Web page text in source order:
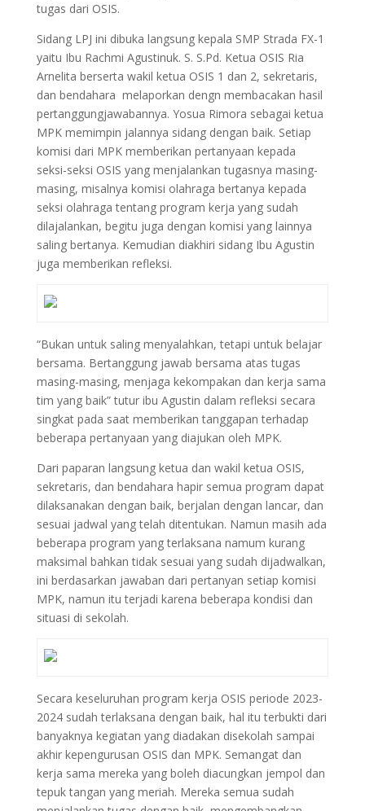
tugas dari OSIS.
Sidang LPJ ini dibuka langsung kepala SMP Strada FX-1
yaitu Ibu Rachmi Agustinuk. S. S.Pd. Ketua OSIS Ria
Arnelita berserta wakil ketua OSIS 1 dan 2, sekretaris,
dan bendahara melaporkan dengn membacakan hasil
pertanggungjawabannya. Yosua Rimora sebagai ketua
MPK memimpin jalannya sidang dengan baik. Setiap
komisi dari MPK memberikan pertanyaan kepada
seksi-seksi OSIS yang menjalankan tugasnya masing-
masing, misalnya komisi olahraga bertanya kepada
seksi olahraga tentang program kerja yang sudah
dilajalankan, begitu juga dengan komisi yang lainnya
saling bertanya. Kemudian diakhiri sidang Ibu Agustin
juga memberikan refleksi.
“Bukan untuk saling menyalahkan, tetapi untuk belajar
bersama. Bertanggung jawab bersama atas tugas
masing-masing, menjaga kekompakan dan kerja sama
tim yang baik” tutur ibu Agustin dalam refleksi secara
singkat pada saat memberikan tanggapan terhadap
beberapa pertanyaan yang diajukan oleh MPK.
Dari paparan langsung ketua dan wakil ketua OSIS,
sekretaris, dan bendahara hapir semua program dapat
dilaksanakan dengan baik, berjalan dengan lancar, dan
sesuai jadwal yang telah ditentukan. Namun masih ada
beberapa program yang terlaksana namum kurang
maksimal bahkan tidak sesuai yang sudah dijadwalkan,
ini berdasarkan jawaban dari pertanyan setiap komisi
MPK, namun itu terjadi karena beberapa kondisi dan
situasi di sekolah.
Secara keseluruhan program kerja OSIS periode 2023-
2024 sudah terlaksana dengan baik, hal itu terbukti dari
banyaknya kegiatan yang diadakan disekolah sampai
akhir kepengurusan OSIS dan MPK. Semangat dan
kerja sama mereka yang boleh diacungkan jempol dan
tepuk tangan yang meriah. Mereka semua sudah